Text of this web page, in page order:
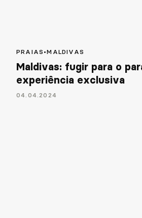
PRAIAS •MALDIVAS
Maldivas: fugir para o
experiência exclusiva
04 04 2024